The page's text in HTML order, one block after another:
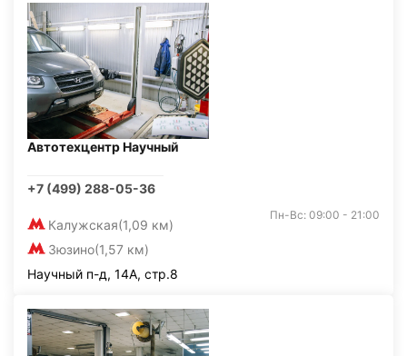
Автотехцентр Научный
+7 (499) 288-05-36
Калужская(1,09 км)
Зюзино(1,57 км)
Пн-Вс: 09:00 - 21:00
Научный п-д, 14А, стр.8